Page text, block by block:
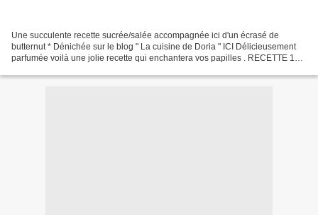
Une succulente recette sucrée/salée accompagnée ici d'un écrasé de
butternut * Dénichée sur le blog " La cuisine de Doria " ICI Délicieusement
parfumée voilà une jolie recette qui enchantera vos papilles . RECETTE 1